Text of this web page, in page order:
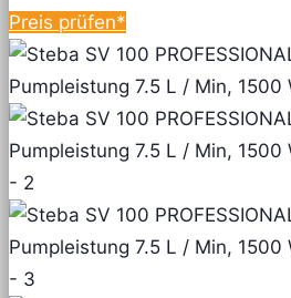
Preis prüfen*